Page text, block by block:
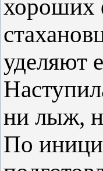
хороших
уделяют
ни лыж,
По